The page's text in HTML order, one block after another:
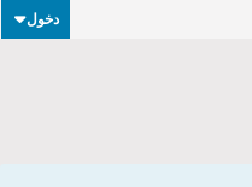
دخول